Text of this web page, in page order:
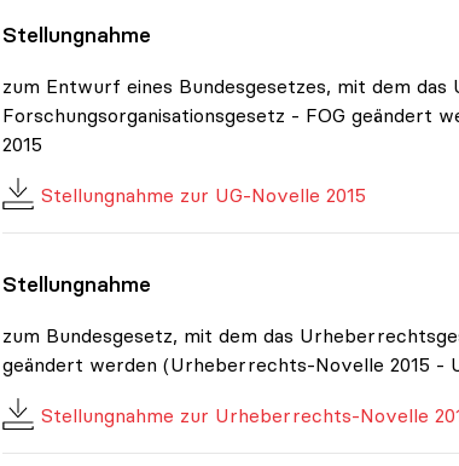
Stellungnahme
zum Entwurf eines Bundesgesetzes, mit dem das
Forschungsorganisationsgesetz - FOG geändert
2015
Stellungnahme zur UG-Novelle 2015
Stellungnahme
zum Bundesgesetz, mit dem das
geändert werden (Urheberrechts-Novelle 2015 -
Stellungnahme zur Urheberrechts-Novelle